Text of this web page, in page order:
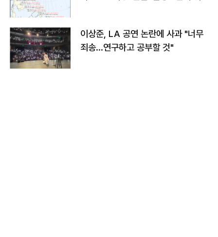
이상준, LA 공연 논란에 사과 "너무
죄송…연구하고 공부할 것"